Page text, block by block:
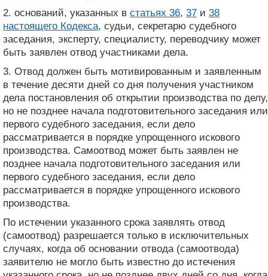
2. оснований, указанных в статьях 36, 37 и 38
настоящего Кодекса, судьи, секретарю судебного
заседания, эксперту, специалисту, переводчику может
быть заявлен отвод участниками дела.
3. Отвод должен быть мотивированным и заявленным
в течение десяти дней со дня получения участником
дела постановления об открытии производства по делу,
но не позднее начала подготовительного заседания или
первого судебного заседания, если дело
рассматривается в порядке упрощенного искового
производства. Самоотвод может быть заявлен не
позднее начала подготовительного заседания или
первого судебного заседания, если дело
рассматривается в порядке упрощенного искового
производства.
По истечении указанного срока заявлять отвод
(самоотвод) разрешается только в исключительных
случаях, когда об основании отвода (самоотвода)
заявителю не могло быть известно до истечения